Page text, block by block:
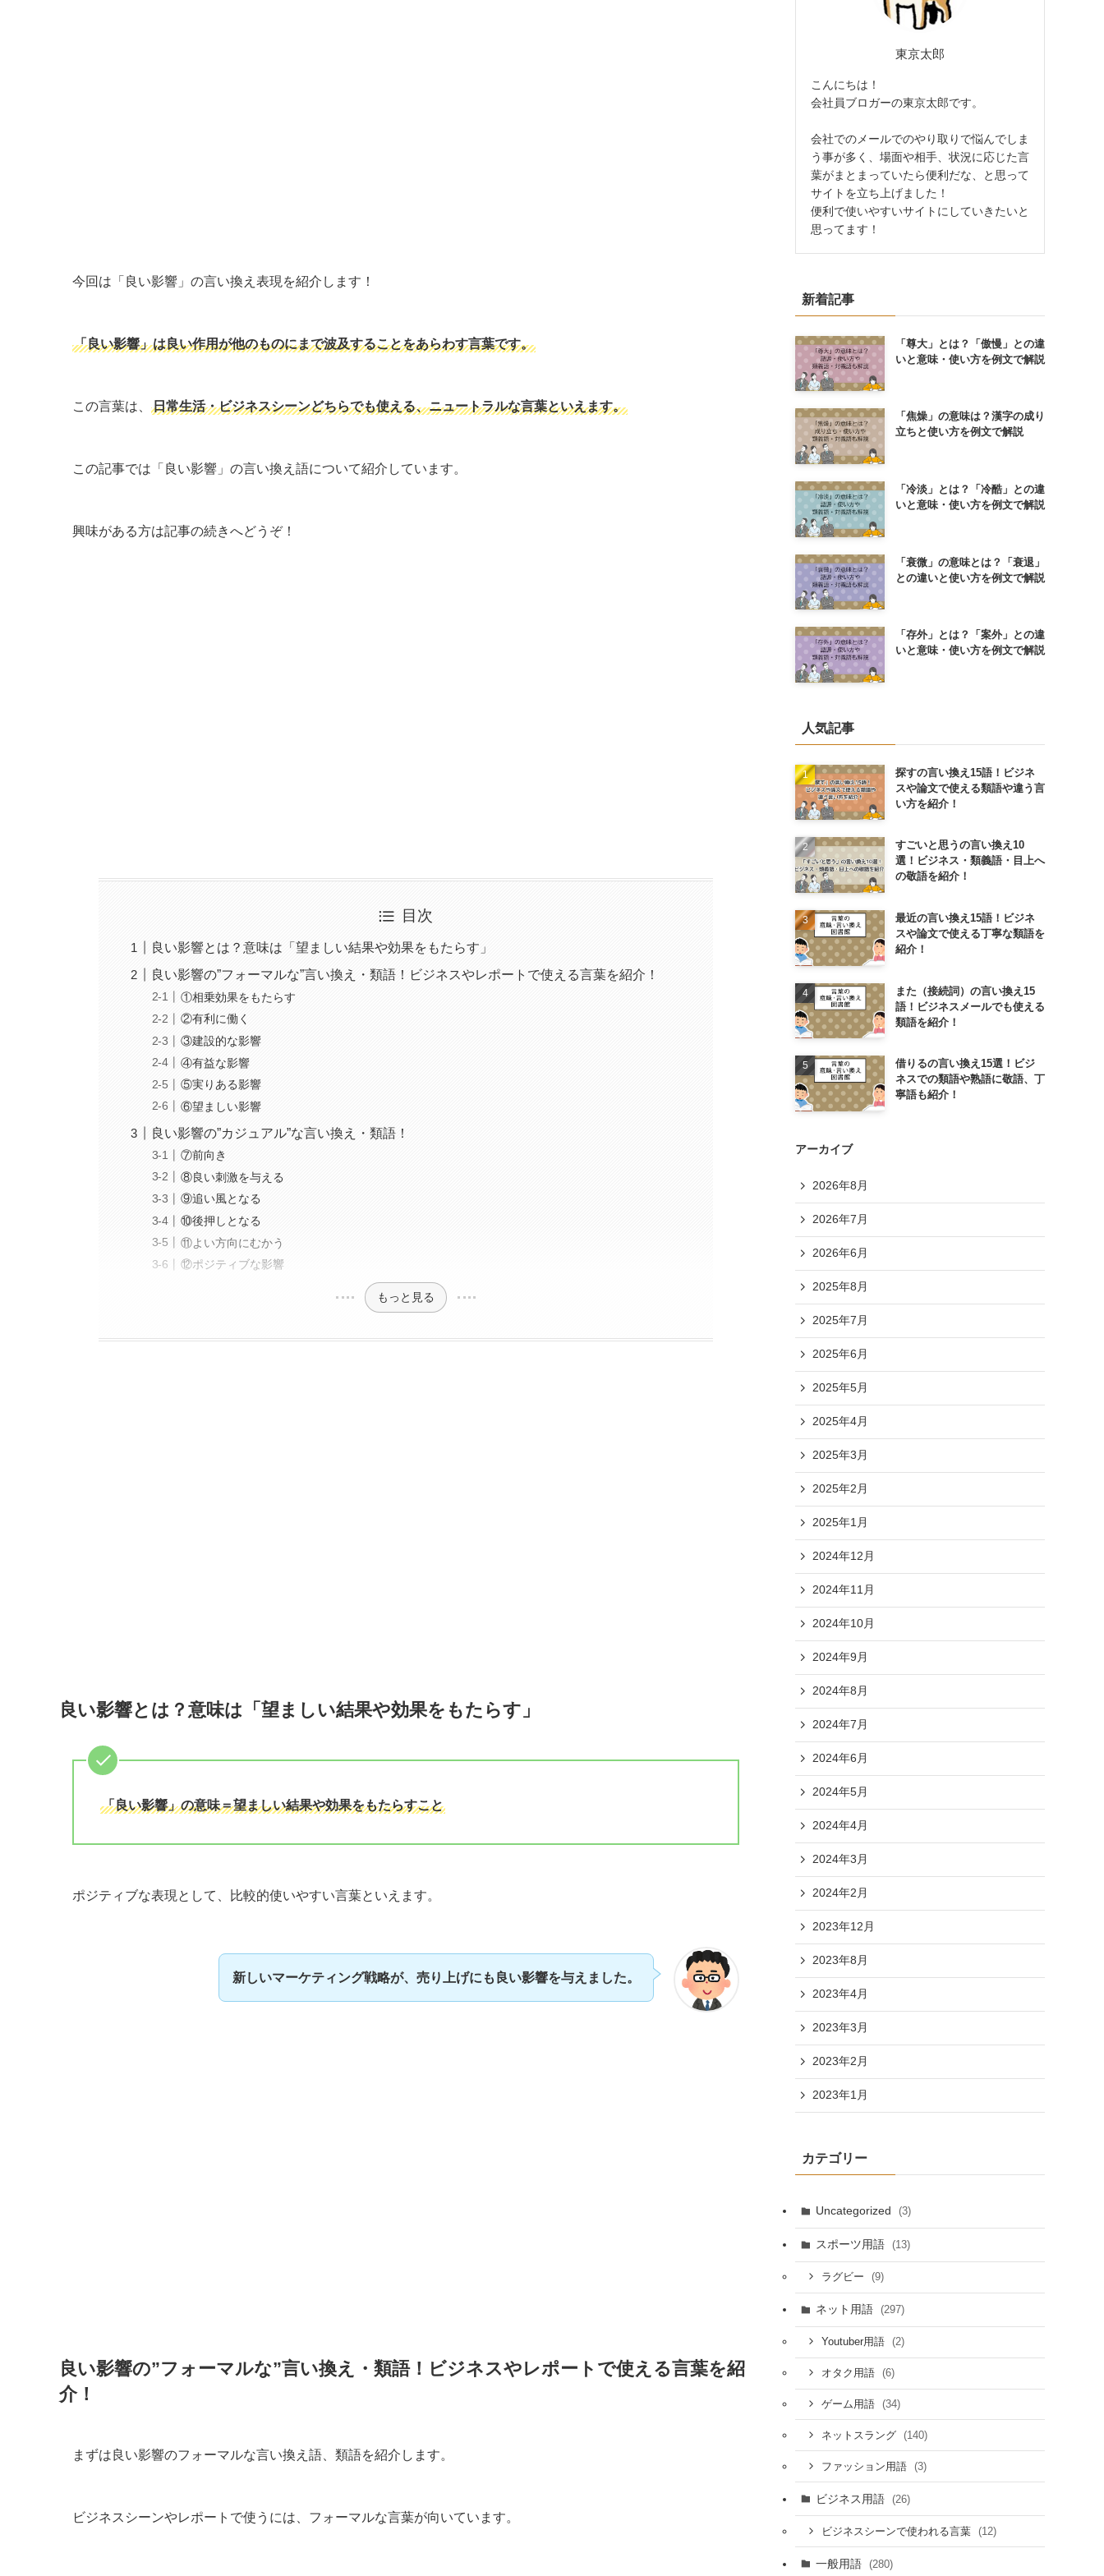
今回は「良い影響」の言い換え表現を紹介します！
「良い影響」は良い作用が他のものにまで波及することをあらわす言葉です。
この言葉は、 日常生活・ビジネスシーンどちらでも使える、ニュートラルな言葉といえます。
この記事では「良い影響」の言い換え語について紹介しています。
興味がある方は記事の続きへどうぞ！
目次
良い影響とは？意味は「望ましい結果や効果をもたらす」
良い影響の”フォーマルな”言い換え・類語！ビジネスやレポートで使える言葉を紹介！
①相乗効果をもたらす
②有利に働く
③建設的な影響
④有益な影響
⑤実りある影響
⑥望ましい影響
良い影響の”カジュアル”な言い換え・類語！
⑦前向き
⑧良い刺激を与える
⑨追い風となる
⑩後押しとなる
⑪よい方向にむかう
⑫ポジティブな影響
もっと見る
良い影響とは？意味は「望ましい結果や効果をもたらす」
「良い影響」の意味＝望ましい結果や効果をもたらすこと
ポジティブな表現として、比較的使いやすい言葉といえます。
新しいマーケティング戦略が、売り上げにも良い影響を与えました。
良い影響の”フォーマルな”言い換え・類語！ビジネスやレポートで使える言葉を紹
介！
まずは良い影響のフォーマルな言い換え語、類語を紹介します。
ビジネスシーンやレポートで使うには、フォーマルな言葉が向いています。
東京太郎
こんにちは！
会社員ブロガーの東京太郎です。
会社でのメールでのやり取りで悩んでしま
う事が多く、場面や相手、状況に応じた言
葉がまとまっていたら便利だな、と思って
サイトを立ち上げました！
便利で使いやすいサイトにしていきたいと
思ってます！
新着記事
「尊大」とは？「傲慢」との違
いと意味・使い方を例文で解説
「焦燥」の意味は？漢字の成り
立ちと使い方を例文で解説
「冷淡」とは？「冷酷」との違
いと意味・使い方を例文で解説
「衰微」の意味とは？「衰退」
との違いと使い方を例文で解説
「存外」とは？「案外」との違
いと意味・使い方を例文で解説
人気記事
探すの言い換え15語！ビジネ
スや論文で使える類語や違う言
い方を紹介！
すごいと思うの言い換え10
選！ビジネス・類義語・目上へ
の敬語を紹介！
最近の言い換え15語！ビジネ
スや論文で使える丁寧な類語を
紹介！
また（接続詞）の言い換え15
語！ビジネスメールでも使える
類語を紹介！
借りるの言い換え15選！ビジ
ネスでの類語や熟語に敬語、丁
寧語も紹介！
アーカイブ
2026年8月
2026年7月
2026年6月
2025年8月
2025年7月
2025年6月
2025年5月
2025年4月
2025年3月
2025年2月
2025年1月
2024年12月
2024年11月
2024年10月
2024年9月
2024年8月
2024年7月
2024年6月
2024年5月
2024年4月
2024年3月
2024年2月
2023年12月
2023年8月
2023年4月
2023年3月
2023年2月
2023年1月
カテゴリー
Uncategorized (3)
スポーツ用語 (13)
ラグビー (9)
ネット用語 (297)
Youtuber用語 (2)
オタク用語 (6)
ゲーム用語 (34)
ネットスラング (140)
ファッション用語 (3)
ビジネス用語 (26)
ビジネスシーンで使われる言葉 (12)
一般用語 (280)